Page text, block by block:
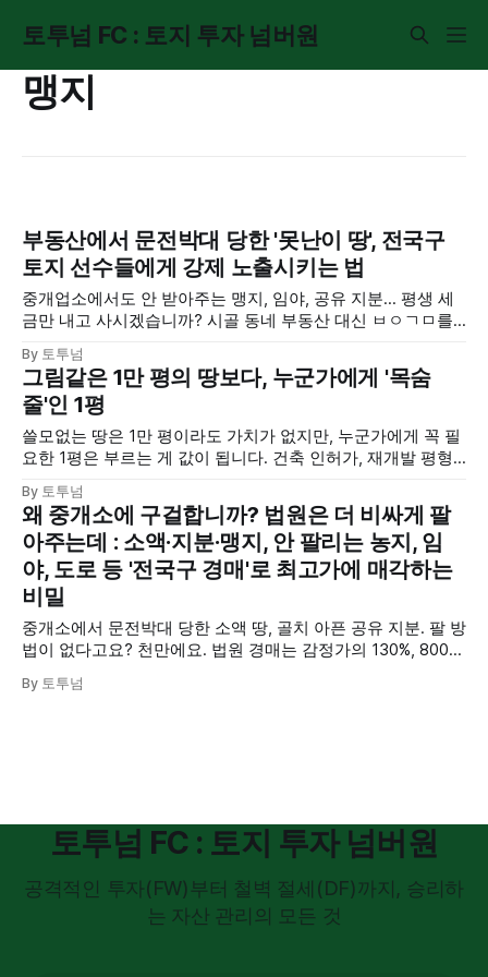
토투넘 FC : 토지 투자 넘버원
맹지
부동산에서 문전박대 당한 '못난이 땅', 전국구
토지 선수들에게 강제 노출시키는 법
중개업소에서도 안 받아주는 맹지, 임야, 공유 지분... 평생 세
금만 내고 사시겠습니까? 시골 동네 부동산 대신 ㅂㅇㄱㅁ를
을 공개합니다.
By 토투넘
그림같은 1만 평의 땅보다, 누군가에게 '목숨
줄'인 1평
쓸모없는 땅은 1만 평이라도 가치가 없지만, 누군가에게 꼭 필
요한 1평은 부르는 게 값이 됩니다. 건축 인허가, 재개발 평형
틈새 전략을 공개합니다.
By 토투넘
왜 중개소에 구걸합니까? 법원은 더 비싸게 팔
아주는데 : 소액·지분·맹지, 안 팔리는 농지, 임
야, 도로 등 '전국구 경매'로 최고가에 매각하는
비밀
중개소에서 문전박대 당한 소액 땅, 골치 아픈 공유 지분. 팔 방
법이 없다고요? 천만에요. 법원 경매는 감정가의 130%, 800%
인처럼, 내 물건을 내가 경매에 부쳐 최고가에 엑싯하는 셀프
By 토투넘
토투넘 FC : 토지 투자 넘버원
공격적인 투자(FW)부터 철벽 절세(DF)까지, 승리하
는 자산 관리의 모든 것